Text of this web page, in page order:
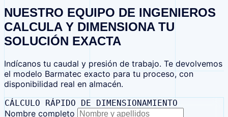
NUESTRO EQUIPO DE INGENIEROS
CALCULA Y DIMENSIONA TU
SOLUCIÓN EXACTA
Indícanos tu caudal y presión de trabajo. Te devolvemos
el modelo Barmatec exacto para tu proceso, con
disponibilidad real en almacén.
CÁLCULO RÁPIDO DE DIMENSIONAMIENTO
Nombre completo